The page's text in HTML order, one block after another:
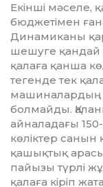
Екінші мәселе,
бюджетімен
Динамиканы
шешуге қандай
қалаға қан­­­ша
тегенде тек
машиналардың
болмайды.
айналадағы
көліктер санын
қашықтық
пайызы түрлі
қалаға кіріп